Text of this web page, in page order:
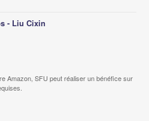
- Liu Cixin
Amazon, SFU peut réaliser un bénéfice sur